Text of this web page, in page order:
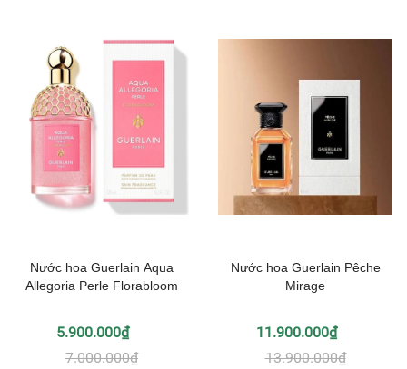
Nước hoa Guerlain Aqua
Allegoria Perle Florabloom
5.900.000₫
7.000.000₫
Nước hoa Guerlain Pêche
Mirage
11.900.000₫
13.900.000₫